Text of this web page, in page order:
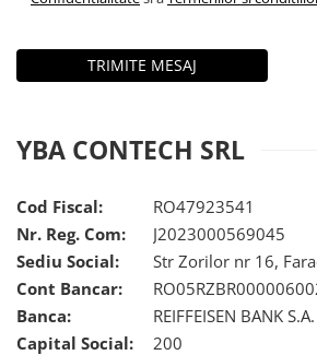
YBA CONTECH SRL
Cod Fiscal:
RO47923541
Nr. Reg. Com:
J2023000569045
Sediu Social:
Str Zorilor nr 16,
Cont Bancar:
Banca:
REIFFEISEN BANK S.A.
Capital Social:
200